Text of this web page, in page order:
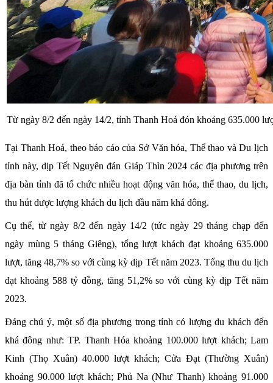
Từ ngày 8/2 đến ngày 14/2, tỉnh Thanh Hoá đón khoảng 635.000
Tại Thanh Hoá, theo báo cáo của Sở Văn hóa, Thể thao và Du lịch
tỉnh này, dịp Tết Nguyên đán Giáp Thìn 2024 các địa phương trên
địa bàn tỉnh đã tổ chức nhiều hoạt động văn hóa, thể thao, du lịch,
thu hút được lượng khách du lịch đầu năm khá đông.
Cụ thể, từ ngày 8/2 đến ngày 14/2 (tức ngày 29 tháng chạp đến
ngày mùng 5 tháng Giêng), tổng lượt khách đạt khoảng 635.000
lượt, tăng 48,7% so với cùng kỳ dịp Tết năm 2023. Tổng thu du lịch
đạt khoảng 588 tỷ đồng, tăng 51,2% so với cùng kỳ dịp Tết năm
2023.
Đáng chú ý, một số địa phương trong tỉnh có lượng du khách đến
khá đông như: TP. Thanh Hóa khoảng 100.000 lượt khách; Lam
Kinh (Thọ Xuân) 40.000 lượt khách; Cửa Đạt (Thường Xuân)
khoảng 90.000 lượt khách; Phủ Na (Như Thanh) khoảng 91.000